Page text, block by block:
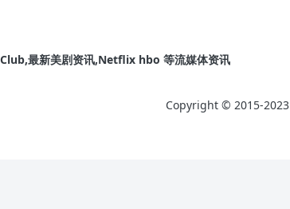
最新美剧资讯,Netflix hbo 等流媒体资讯
Copyright © 2015-2023